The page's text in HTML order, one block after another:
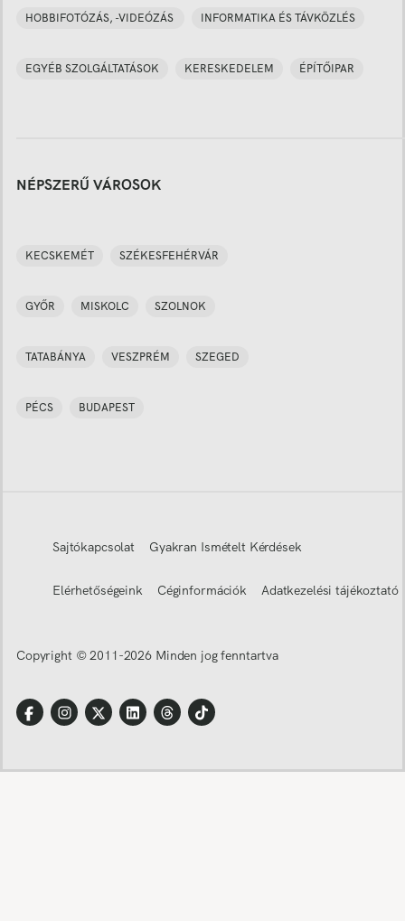
HOBBIFOTÓZÁS, -VIDEÓZÁS INFORMATIKA ÉS TÁVKÖZLÉS
EGYÉB SZOLGÁLTATÁSOK KERESKEDELEM ÉPÍTŐIPAR
NÉPSZERŰ VÁROSOK
KECSKEMÉT SZÉKESFEHÉRVÁR
GYŐR MISKOLC SZOLNOK
TATABÁNYA VESZPRÉM SZEGED
PÉCS BUDAPEST
Sajtókapcsolat Gyakran Ismételt Kérdések
Elérhetőségeink Céginformációk Adatkezelési tájékoztató
Copyright © 2011-2026 Minden jog fenntartva